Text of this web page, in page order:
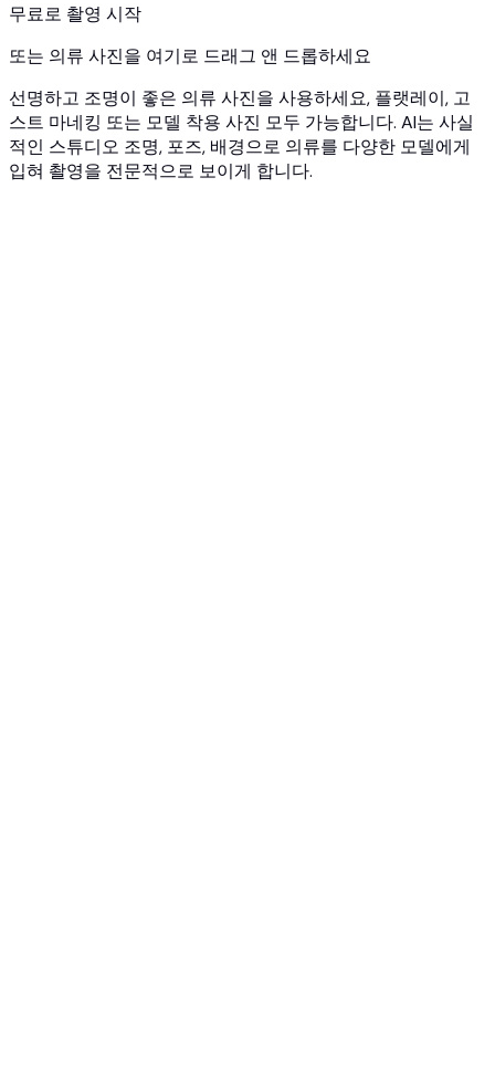
무료로 촬영 시작
또는 의류 사진을 여기로 드래그 앤 드롭하세요
선명하고 조명이 좋은 의류 사진을 사용하세요, 플랫레이, 고
스트 마네킹 또는 모델 착용 사진 모두 가능합니다. AI는 사실
적인 스튜디오 조명, 포즈, 배경으로 의류를 다양한 모델에게
입혀 촬영을 전문적으로 보이게 합니다.